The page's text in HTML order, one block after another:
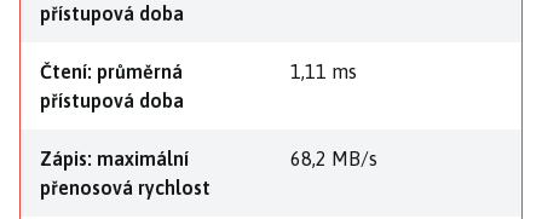
přístupová doba
Čtení: průměrná
přístupová doba
1,11 ms
Zápis: maximální
přenosová rychlost
68,2 MB/s